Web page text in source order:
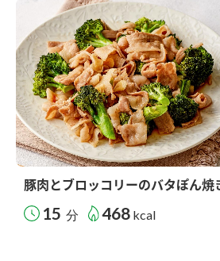
豚肉とブロッコリーのバタぽん焼
15 分 468 kcal